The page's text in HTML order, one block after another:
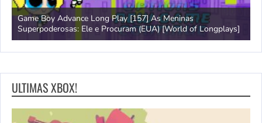
Game Boy Advance Long Play [157] As Meninas
Superpoderosas: Ele e Procuram (EUA) [World of Longplays]
ULTIMAS XBOX!